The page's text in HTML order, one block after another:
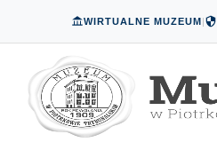
WIRTUALNE MUZEUM|